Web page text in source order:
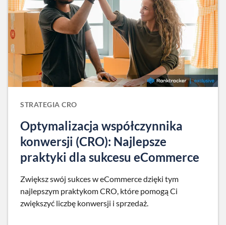
STRATEGIA CRO
Optymalizacja współczynnika
konwersji (CRO): Najlepsze
praktyki dla sukcesu eCommerce
Zwiększ swój sukces w eCommerce dzięki tym
najlepszym praktykom CRO, które pomogą Ci
zwiększyć liczbę konwersji i sprzedaż.